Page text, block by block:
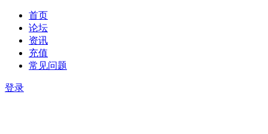
首页
论坛
资讯
充值
常见问题
登录